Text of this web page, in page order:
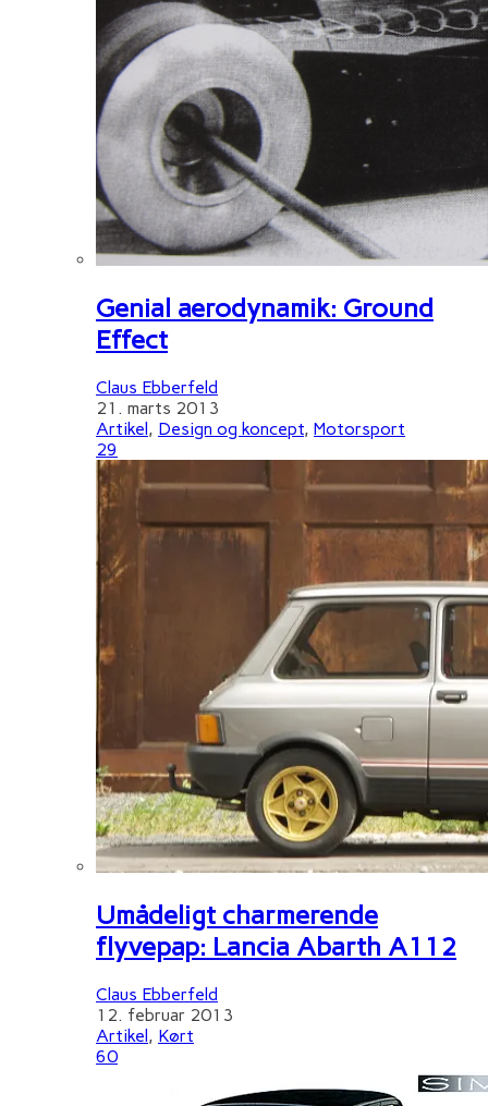
Genial aerodynamik: Ground
Effect
Claus Ebberfeld
21. marts 2013
Artikel, Design og koncept, Motorsport
29
Umådeligt charmerende
flyvepap: Lancia Abarth A112
Claus Ebberfeld
12. februar 2013
Artikel, Kørt
60